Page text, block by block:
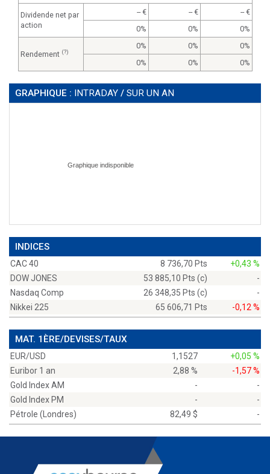
Dividende net par
action
-- --
--
0%
0% 0%
Rendement (?)
0% 0%
0%
0%
0% 0%
GRAPHIQUE : INTRADAY / SUR UN AN
INDICES
CAC 40 8 736,70 Pts
+0,43 %
DOW JONES
53 885,10 Pts (c)
-
Nasdaq Comp
26 348,35 Pts (c)
-
Nikkei 225
65 606,71 Pts -0,12 %
MAT. 1ÈRE/DEVISES/TAUX
EUR/USD 1,1527
+0,05 %
Euribor 1 an
2,88 %
-1,57 %
Gold Index AM
-
-
Gold Index PM
-
-
Pétrole (Londres)
82,49 $ -